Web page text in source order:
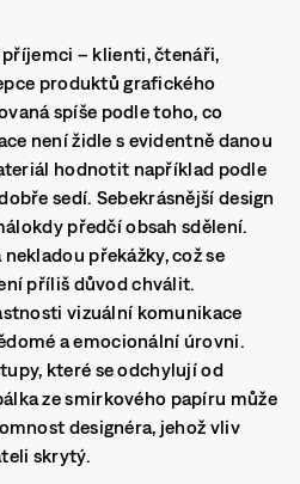
– klienti, čtenáři,
produktů grafického
spíše podle toho, co
není židle s evidentně danou
hodnotit například podle
sedí. Sebekrásnější design
předčí obsah sdělení.
překážky, což se
příliš důvod chválit.
vizuální komunikace
a emocionální úrovni.
které se odchylují od
ze smirkového papíru může
designéra, jehož vliv
skrytý.